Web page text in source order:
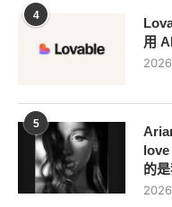
4
用
5
love
的